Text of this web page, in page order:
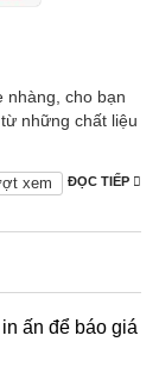
nhàng, cho bạn
những chất liệu
ĐỌC TIẾP
xem
ấn để báo giá